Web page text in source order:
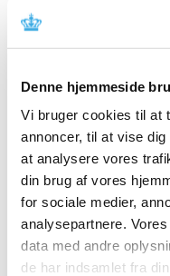
Denne hjemmeside
Vi bruger cookies til at
annoncer, til at vise
at analysere vores
din brug af vores
for sociale medier,
analysepartnere.
data med andre
de har indsamlet fra
TRILUX
Slangesæt og
peritonealdialyse
|19. februar 2015|
Acces 2
600i Synchron
|18. februar 2015|